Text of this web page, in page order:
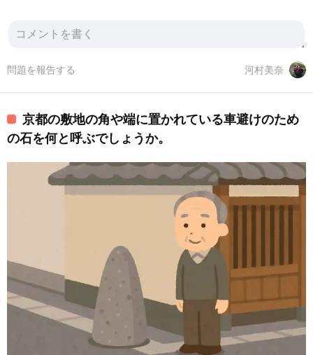
河村美奈
問題を報告する
京都の敷地の角や端に置かれている車避けのため
の石を何と呼ぶでしょうか。